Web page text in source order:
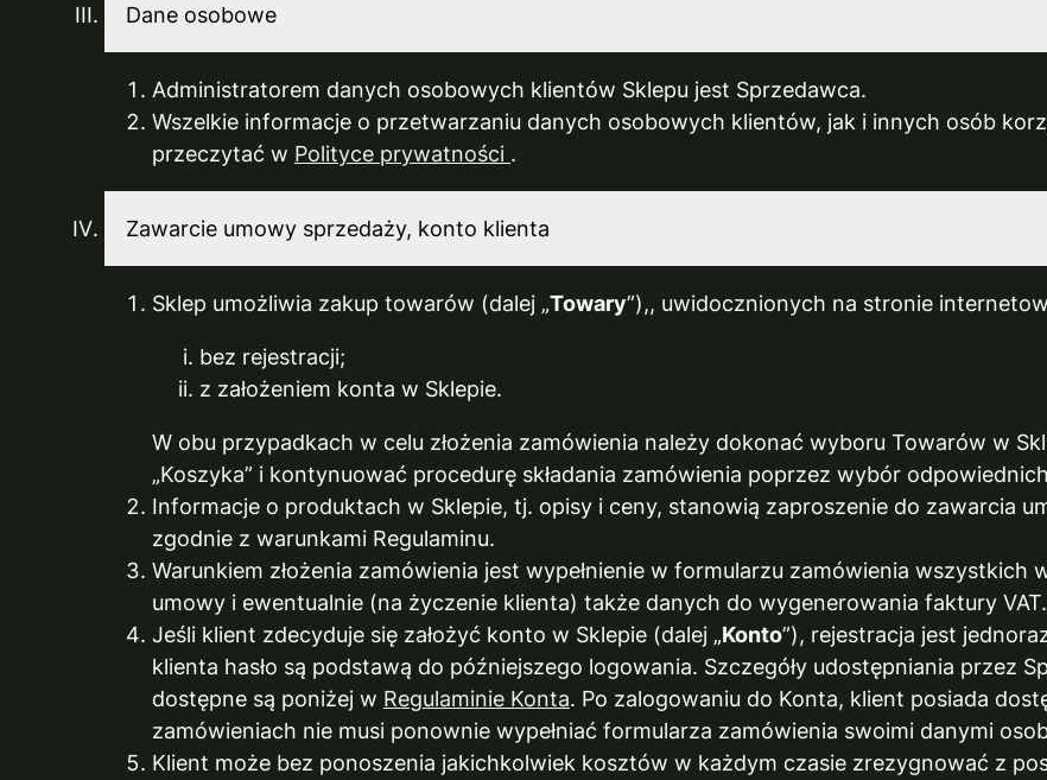
Dane osobowe
Administratorem danych osobowych klientów Sklepu jest Sprzedawca.
Wszelkie informacje o przetwarzaniu danych osobowych klientów, jak i innych osób
przeczytać w Polityce prywatności .
Zawarcie umowy sprzedaży, konto klienta
Sklep umożliwia zakup towarów (dalej „Towary”),, uwidocznionych na stronie
bez rejestracji;
z założeniem konta w Sklepie.
W obu przypadkach w celu złożenia zamówienia należy dokonać wyboru Towarów w
„Koszyka” i kontynuować procedurę składania zamówienia poprzez wybór
Informacje o produktach w Sklepie, tj. opisy i ceny, stanowią zaproszenie do zawarcia
zgodnie z warunkami Regulaminu.
Warunkiem złożenia zamówienia jest wypełnienie w formularzu zamówienia
umowy i ewentualnie (na życzenie klienta) także danych do wygenerowania faktury VAT.
Jeśli klient zdecyduje się założyć konto w Sklepie (dalej „Konto”), rejestracja jest
klienta hasło są podstawą do późniejszego logowania. Szczegóły udostępniania przez
dostępne są poniżej w Regulaminie Konta. Po zalogowaniu do Konta, klient posiada
zamówieniach nie musi ponownie wypełniać formularza zamówienia swoimi danymi
Klient może bez ponoszenia jakichkolwiek kosztów w każdym czasie zrezygnować z